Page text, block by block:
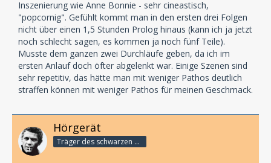
Inszenierung wie Anne Bonnie - sehr cineastisch,
"popcornig". Gefühlt kommt man in den ersten drei Folgen
nicht über einen 1,5 Stunden Prolog hinaus (kann ich ja jetzt
noch schlecht sagen, es kommen ja noch fünf Teile).
Musste dem ganzen zwei Durchläufe geben, da ich im
ersten Anlauf doch öfter abgelenkt war. Einige Szenen sind
sehr repetitiv, das hätte man mit weniger Pathos deutlich
straffen können mit weniger Pathos für meinen Geschmack.
Hörgerät
Träger des schwarzen Rollkragenpullis